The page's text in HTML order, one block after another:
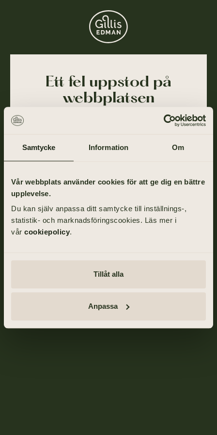
Samtycke Information Om
Vår webbplats använder cookies för att ge dig en bättre
upplevelse.
Du kan själv anpassa ditt samtycke till inställnings-,
statistik- och marknadsföringscookies. Läs mer i
vår cookiepolicy.
Tillåt alla
Anpassa
Ett fel uppstod på
webbplatsen
Ajdå! Vår webbplats stötte på ett tillfälligt fel och
rapporterat till oss och vi arbetar på att lösa det så
Gå tillbaka till startsidan om du vill fortsätta ditt
besök eller ring oss på
031-355 40 00
TILL STARTSIDAN